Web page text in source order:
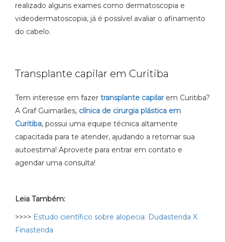
realizado alguns exames como dermatoscopia e
videodermatoscopia, já é possível avaliar o afinamento
do cabelo.
Transplante capilar em Curitiba
Tem interesse em fazer transplante capilarem Curitiba?
A Graf Guimarães, clínica de cirurgia plástica em
Curitiba, possui uma equipe técnica altamente
capacitada para te atender, ajudando a retomar sua
autoestima! Aproveite para entrar em contato e
agendar uma consulta!
Leia Também:
>>>> Estudo científico sobre alopecia: Dudasterida X
Finasterida